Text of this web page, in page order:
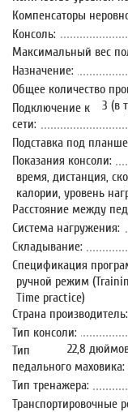
Компенсаторы
Консоль:
Максимальный вес
Назначение:
Общее количество
3 (в
Подключение к
сети:
Подставка под
Показания консоли:
время, дистанция,
калории, уровень
Расстояние между
Система нагружения:
Складывание:
Спецификация
ручной режим
Time practice)
Страна производитель:
Тип консоли:
22,8
Тип
педального маховика:
Тип тренажера:
Транспортировочные